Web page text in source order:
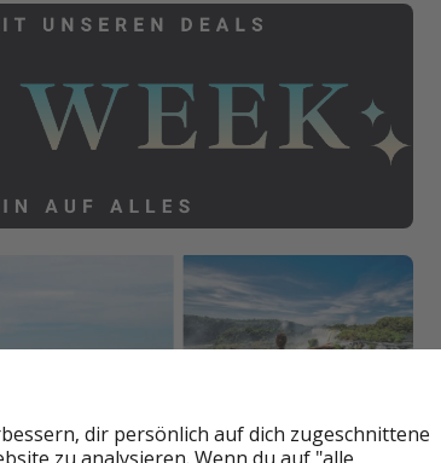
dir persönlich auf dich zugeschnittene